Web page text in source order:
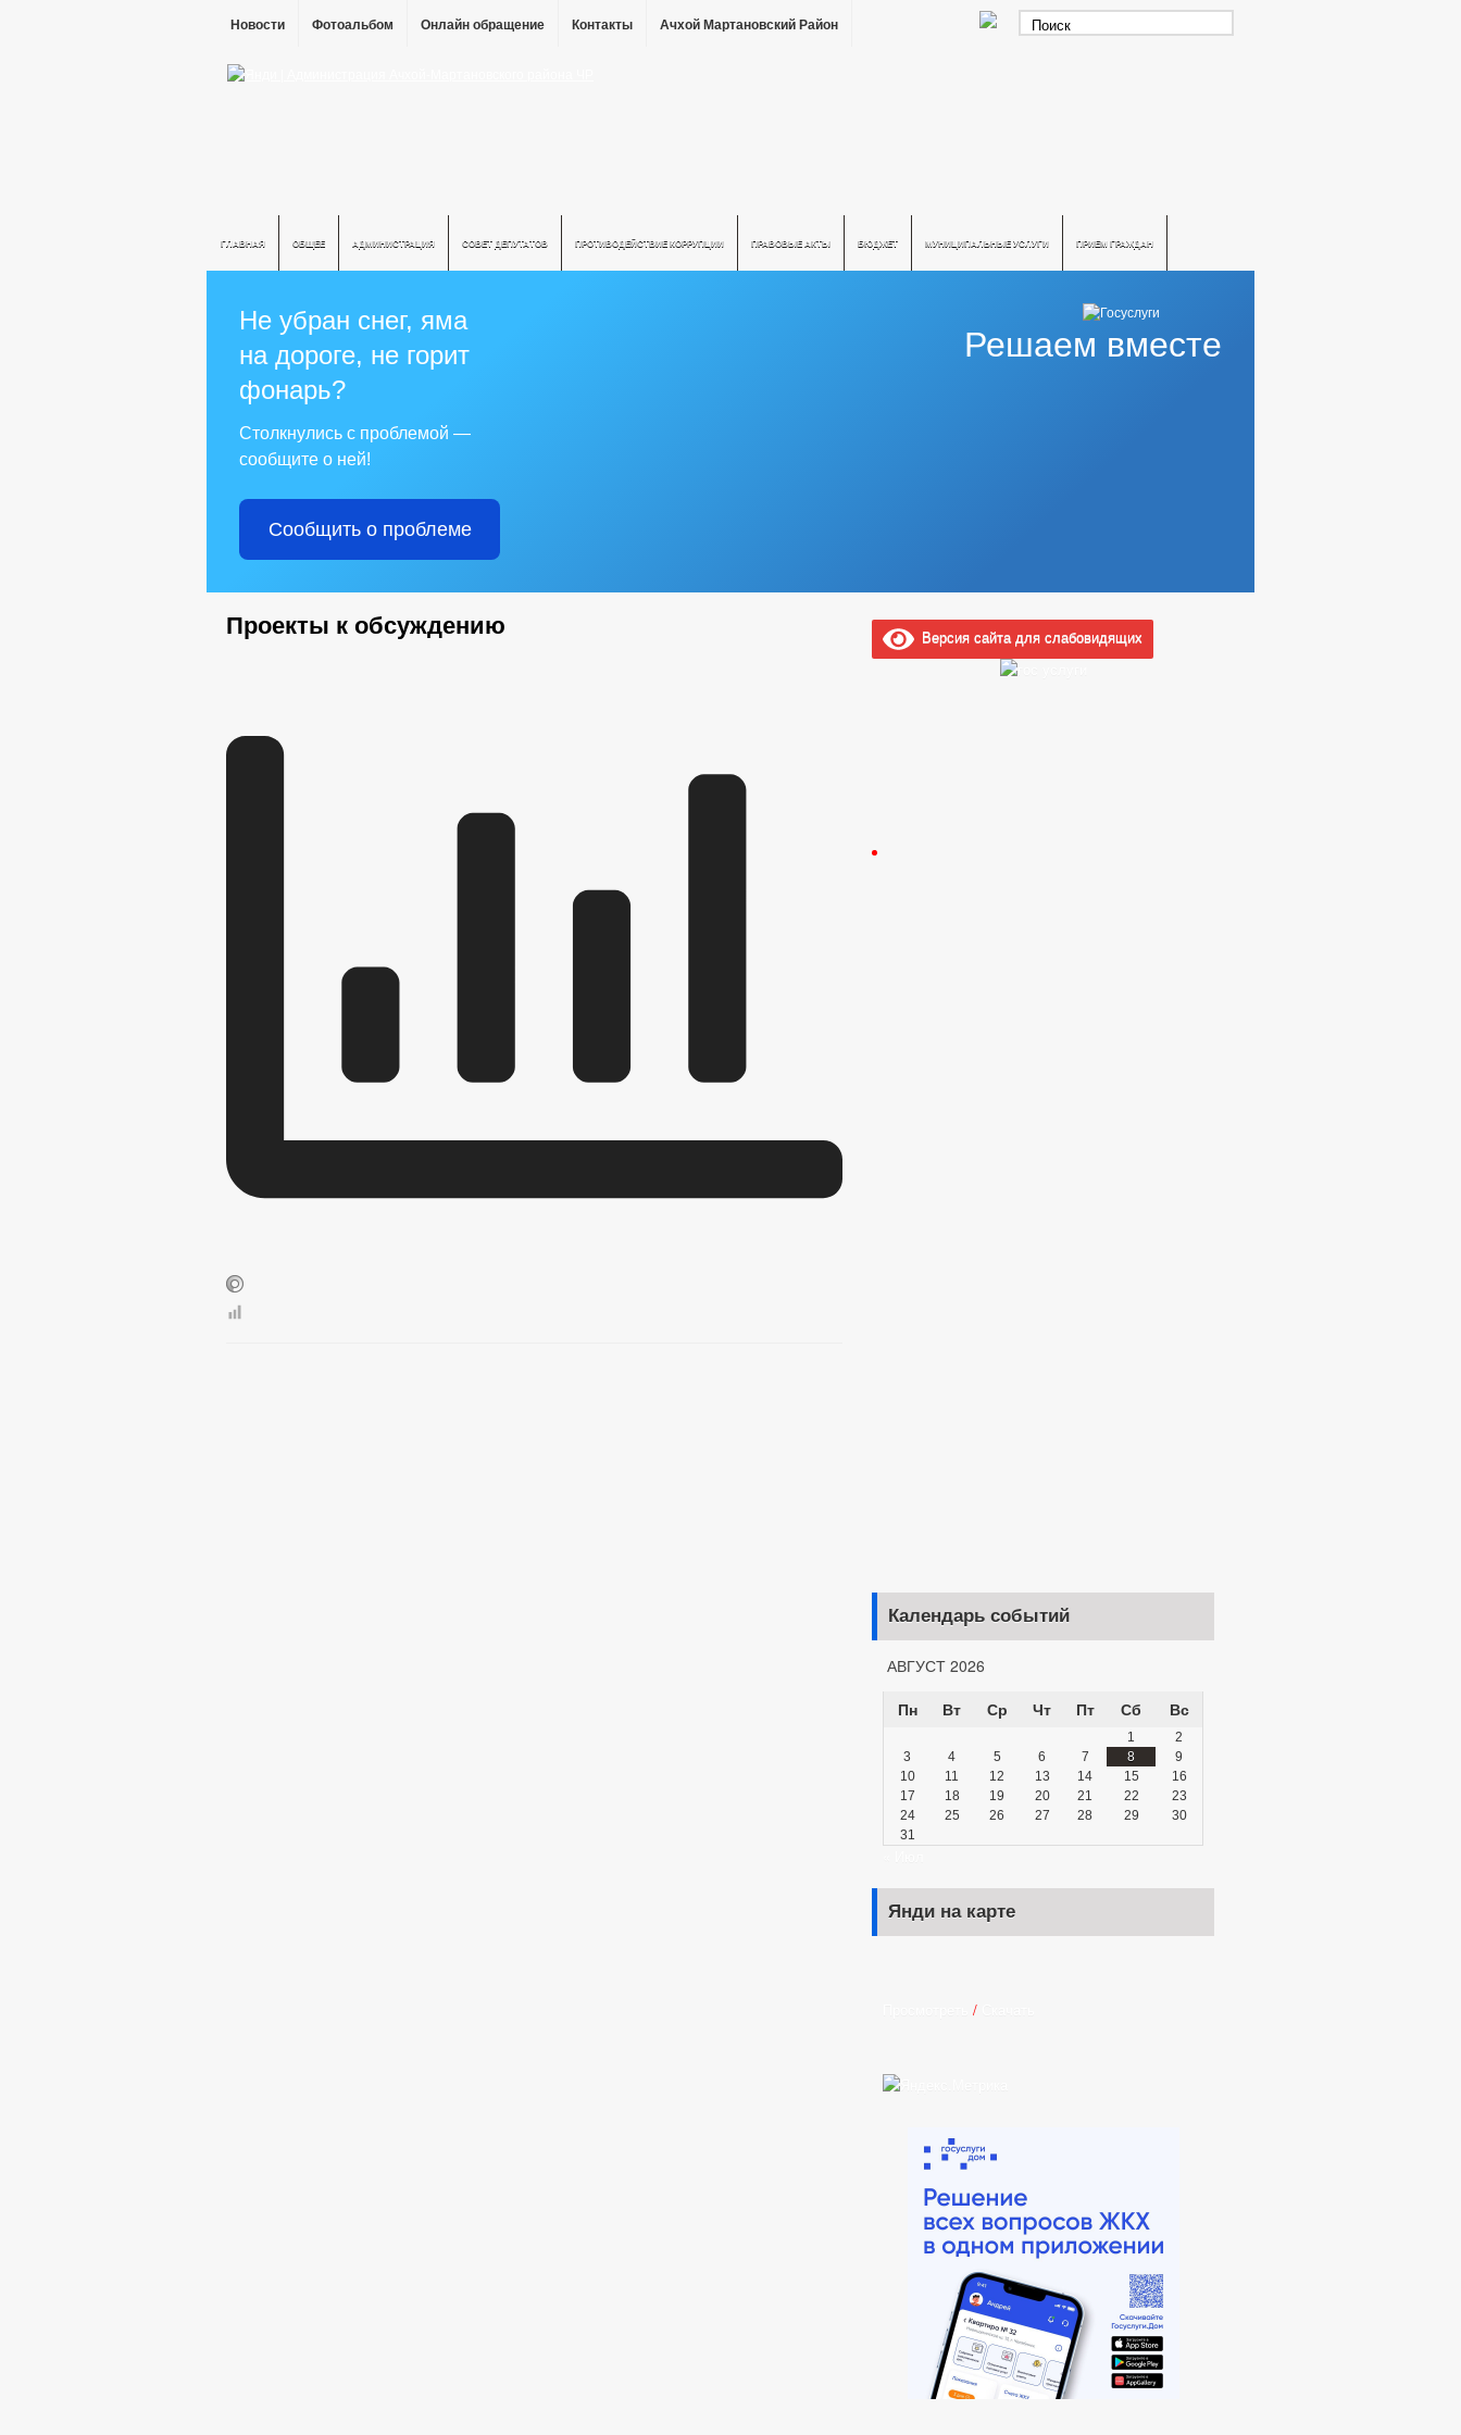
Новости Фотоальбом Онлайн обращение Контакты Ачхой Мартановский Район
ГЛАВНАЯ ОБЩЕЕ АДМИНИСТРАЦИЯ СОВЕТ ДЕПУТАТОВ ПРОТИВОДЕЙСТВИЕ КОРРУПЦИИ ПРАВОВЫЕ АКТЫ БЮДЖЕТ МУНИЦИПАЛЬНЫЕ УСЛУГИ ПРИЕМ ГРАЖДАН
Решаем вместе
Не убран снег, яма
на дороге, не горит
фонарь?
Столкнулись с проблемой —
сообщите о ней!
Сообщить о проблеме
Проекты к обсуждению Версия сайта для слабовидящих
Календарь событий
АВГУСТ 2026
Пн
Вт Ср Чт Пт Сб Вс
1
2
3
4 5 6 7 8
9
10
11 12 13 14 15
16
17
18 19 20 21 22
23
24
25 26 27 28 29
30
31
Янди на карте
/